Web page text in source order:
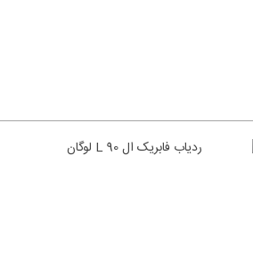
کنترل ریموتی 4 کاناله برد متوسط LR4092